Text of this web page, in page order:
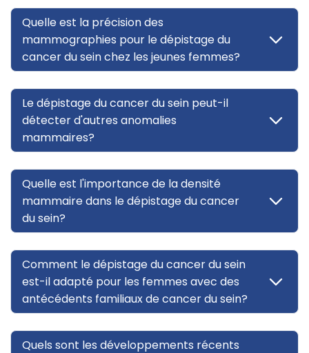
Quelle est la précision des
mammographies pour le dépistage du
cancer du sein chez les jeunes femmes?
Le dépistage du cancer du sein peut-il
détecter d'autres anomalies
mammaires?
Quelle est l'importance de la densité
mammaire dans le dépistage du cancer
du sein?
Comment le dépistage du cancer du sein
est-il adapté pour les femmes avec des
antécédents familiaux de cancer du sein?
Quels sont les développements récents